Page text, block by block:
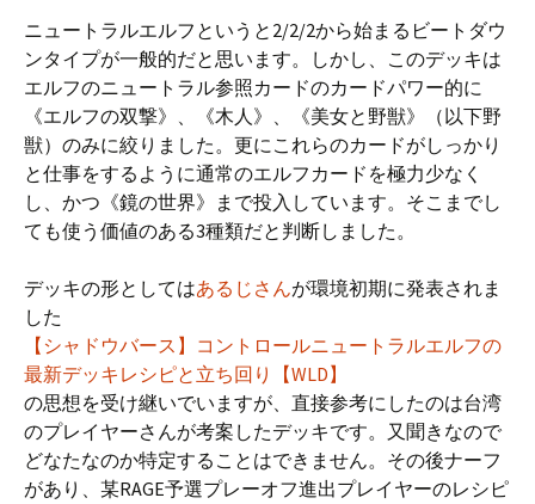
ニュートラルエルフというと2/2/2から始まるビートダウ
ンタイプが一般的だと思います。しかし、このデッキは
エルフのニュートラル参照カードのカードパワー的に
《エルフの双撃》、《木人》、《美女と野獣》（以下野
獣）のみに絞りました。更にこれらのカードがしっかり
と仕事をするように通常のエルフカードを極力少なく
し、かつ《鏡の世界》まで投入しています。そこまでし
ても使う価値のある3種類だと判断しました。
デッキの形としてはあるじさんが環境初期に発表されま
した
【シャドウバース】コントロールニュートラルエルフの
最新デッキレシピと立ち回り【WLD】
の思想を受け継いでいますが、直接参考にしたのは台湾
のプレイヤーさんが考案したデッキです。又聞きなので
どなたなのか特定することはできません。その後ナーフ
があり、某RAGE予選プレーオフ進出プレイヤーのレシピ